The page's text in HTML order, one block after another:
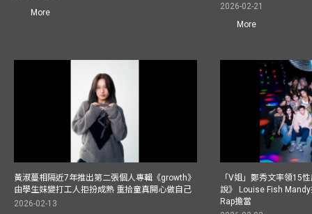
More
2026-02-21
More
黃淑蔓相隔近7年推出第二張個人專輯《growth》
由學生妹變打工人拒扮成熟 重拾童真開心做自己
2026-02-13
「V姐」鄭秀文率領15
說》 Louise Fish
Rap擔當